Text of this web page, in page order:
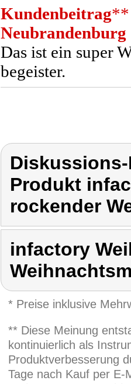
Kundenbeitrag**
Neubrandenburg
Das ist ein super
begeister.
Produkt
rockender
infactory
* Preise inklusive
** Diese Meinung
kontinuierlich als
Produktverbesserung
Tage nach Kauf per E-